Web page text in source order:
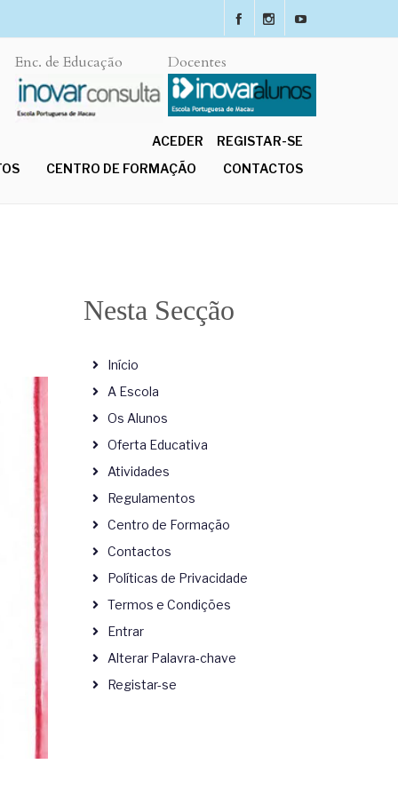
Docentes
Enc. de Educação
ACEDER
REGISTAR-SE
CENTRO DE FORMAÇÃO CONTACTOS
Nesta Secção
Início
A Escola
Os Alunos
Oferta Educativa
Atividades
Regulamentos
Centro de Formação
Contactos
Políticas de Privacidade
Termos e Condições
Entrar
Alterar Palavra-chave
Registar-se